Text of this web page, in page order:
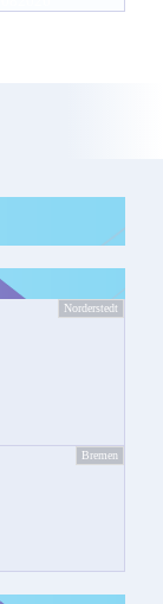
Norderstedt
Bremen